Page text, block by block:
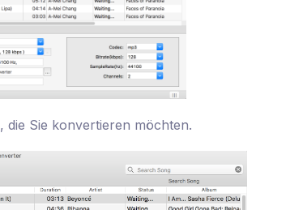
die Sie konvertieren möchten.